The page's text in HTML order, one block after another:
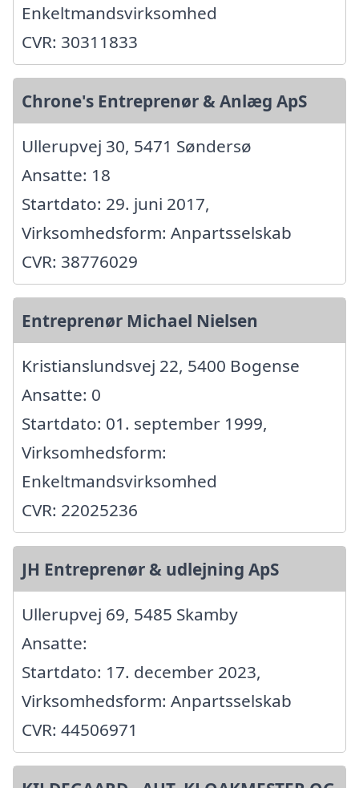
Enkeltmandsvirksomhed
CVR: 30311833
Chrone's Entreprenør & Anlæg ApS
Ullerupvej 30, 5471 Søndersø
Ansatte: 18
Startdato: 29. juni 2017,
Virksomhedsform: Anpartsselskab
CVR: 38776029
Entreprenør Michael Nielsen
Kristianslundsvej 22, 5400 Bogense
Ansatte: 0
Startdato: 01. september 1999,
Virksomhedsform:
Enkeltmandsvirksomhed
CVR: 22025236
JH Entreprenør & udlejning ApS
Ullerupvej 69, 5485 Skamby
Ansatte:
Startdato: 17. december 2023,
Virksomhedsform: Anpartsselskab
CVR: 44506971